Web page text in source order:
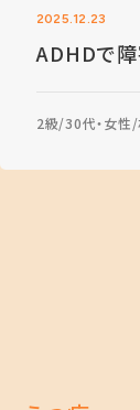
2025.12.23
ADHDで
2級 30代・女性